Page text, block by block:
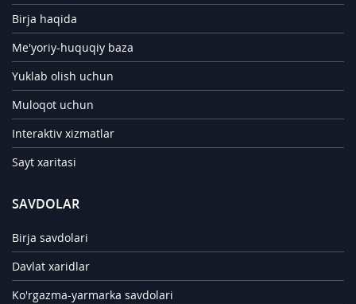
Birja haqida
Me'yoriy-huquqiy baza
Yuklab olish uchun
Muloqot uchun
Interaktiv xizmatlar
Sayt xaritasi
SAVDOLAR
Birja savdolari
Davlat xaridlar
Ko'rgazma-yarmarka savdolari